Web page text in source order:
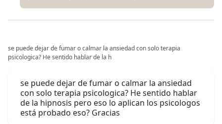
se puede dejar de fumar o calmar la ansiedad con solo terapia
psicologica? He sentido hablar de la h
se puede dejar de fumar o calmar la ansiedad
con solo terapia psicologica? He sentido hablar
de la hipnosis pero eso lo aplican los psicologos
está probado eso? Gracias